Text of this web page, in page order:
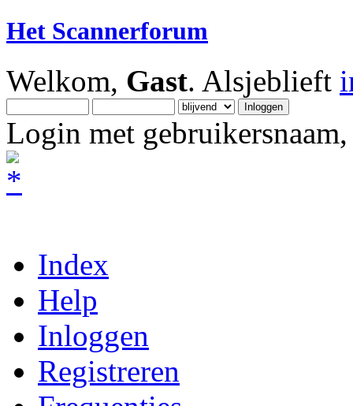
Het Scannerforum
Welkom, Gast. Alsjeblieft
Login met
Index
Help
Inloggen
Registreren